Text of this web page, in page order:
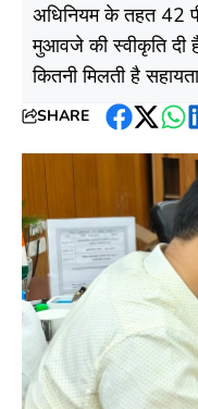
अधिनियम के तहत 42
मुआवजे की स्वीकृति दी
कितनी मिलती है
SHARE